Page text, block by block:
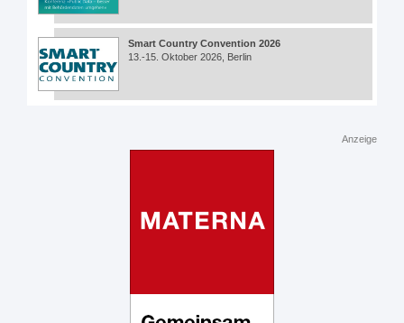
Smart Country Convention 2026
13.-15. Oktober 2026, Berlin
Anzeige